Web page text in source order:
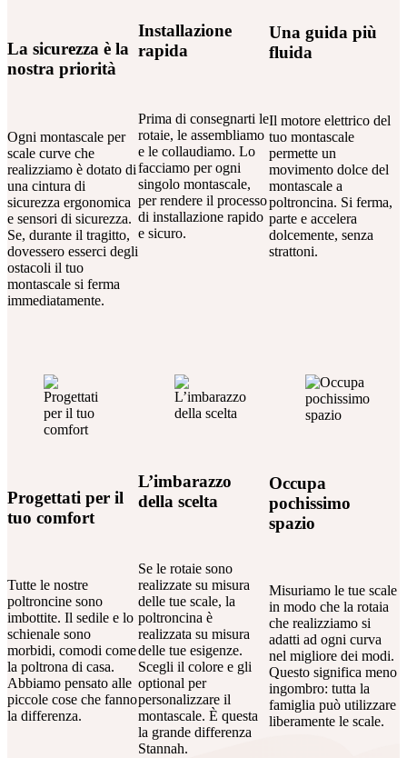
La sicurezza è la
nostra priorità
Ogni montascale per
scale curve che
realizziamo è dotato di
una cintura di
sicurezza ergonomica
e sensori di sicurezza.
Se, durante il tragitto,
dovessero esserci degli
ostacoli il tuo
montascale si ferma
immediatamente.
Installazione
rapida
Prima di consegnarti le
rotaie, le assembliamo
e le collaudiamo. Lo
facciamo per ogni
singolo montascale,
per rendere il processo
di installazione rapido
e sicuro.
Una guida più
fluida
Il motore elettrico del
tuo montascale
permette un
movimento dolce del
montascale a
poltroncina. Si ferma,
parte e accelera
dolcemente, senza
strattoni.
Progettati per il
tuo comfort
Tutte le nostre
poltroncine sono
imbottite. Il sedile e lo
schienale sono
morbidi, comodi come
la poltrona di casa.
Abbiamo pensato alle
piccole cose che fanno
la differenza.
L’imbarazzo
della scelta
Se le rotaie sono
realizzate su misura
delle tue scale, la
poltroncina è
realizzata su misura
delle tue esigenze.
Scegli il colore e gli
optional per
personalizzare il
montascale. È questa
la grande differenza
Stannah.
Occupa
pochissimo
spazio
Misuriamo le tue scale
in modo che la rotaia
che realizziamo si
adatti ad ogni curva
nel migliore dei modi.
Questo significa meno
ingombro: tutta la
famiglia può utilizzare
liberamente le scale.